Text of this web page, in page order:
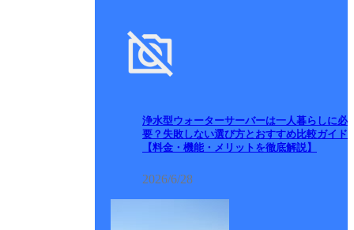
浄水型ウォーターサーバーは一人暮らしに必
要？失敗しない選び方とおすすめ比較ガイド
【料金・機能・メリットを徹底解説】
2026/6/28